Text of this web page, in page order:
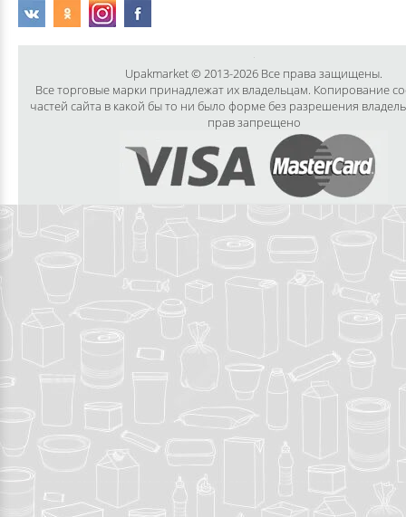
Upakmarket © 2013-2026 Все права защищены.
Все торговые марки принадлежат их владельцам. Копирование
частей сайта в какой бы то ни было форме без разрешения
прав запрещено